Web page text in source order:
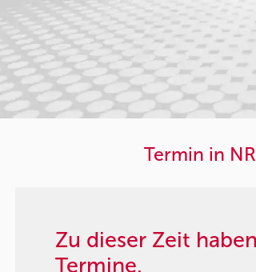
Termin in
Zu dieser Zeit
Termine.